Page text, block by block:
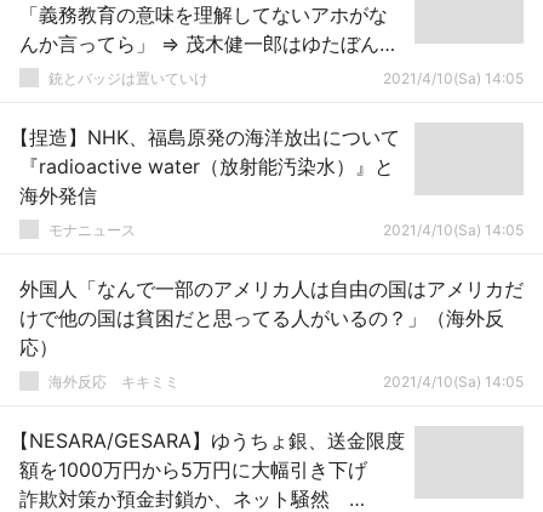
「義務教育の意味を理解してないアホがな
んか言ってら」 ⇒ 茂木健一郎はゆたぼんを
応援銃とバッジは置いていけ 2021/4/10(Sa) 14:05
【捏造】NHK、福島原発の海洋放出について
『radioactive water（放射能汚染水）』と
海外発信
モナニュース 2021/4/10(Sa) 14:05
外国人「なんで一部のアメリカ人は自由の国はアメリカだ
けで他の国は貧困だと思ってる人がいるの？」（海外反
応）
­海外反応 キキミミ 2021/4/10(Sa) 14:05
【NESARA/GESARA】ゆうちょ銀、送金限度
額を1000万円から5万円に大幅引き下げ
詐欺対策か預金封鎖か、ネット騒然